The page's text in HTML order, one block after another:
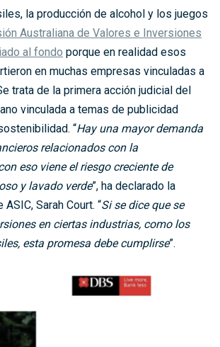
la producción de alcohol y los juegos
Australiana de Valores e Inversiones
al fondo porque en realidad esos
en muchas empresas vinculadas a
trata de la primera acción judicial del
vinculada a temas de publicidad
“Hay una mayor demanda
relacionados con la
eso viene el riesgo creciente de
y lavado verde”, ha declarado la
Sarah Court. “Si se dice que se
en ciertas industrias, como los
esta promesa debe cumplirse”.